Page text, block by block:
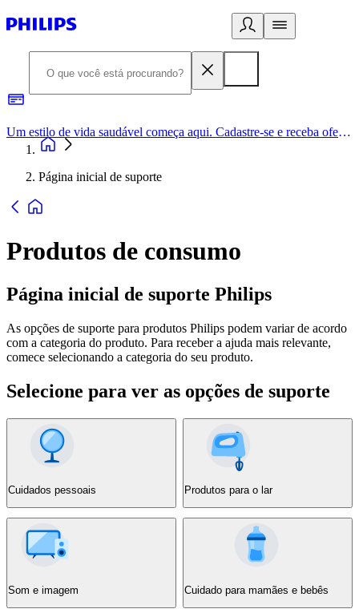
Um estilo de vida saudável começa aqui. Cadastre-se e receba ofertas exclusivas.
Página inicial de suporte
Produtos de consumo
Página inicial de suporte Philips
As opções de suporte para produtos Philips podem variar de acordo
com a categoria do produto. Para receber a ajuda mais relevante,
comece selecionando a categoria do seu produto.
Selecione para ver as opções de suporte
Cuidados pessoais Produtos para o lar
Som e imagem Cuidado para mamães e bebês